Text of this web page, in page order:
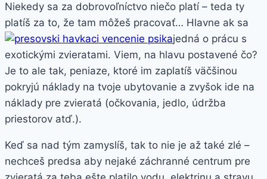
Niekedy sa za dobrovoľníctvo niečo platí – teda ty
platíš za to, že tam môžeš pracovať… Hlavne ak sa
jedná o prácu s
exotickými zvieratami. Viem, na hlavu postavené čo?
Je to ale tak, peniaze, ktoré im zaplatíš väčšinou
pokryjú náklady na tvoje ubytovanie a zvyšok ide na
náklady pre zvieratá (očkovania, jedlo, údržba
priestorov atď.).
Keď sa nad tým zamyslíš, tak to nie je až také zlé –
nechceš predsa aby nejaké záchranné centrum pre